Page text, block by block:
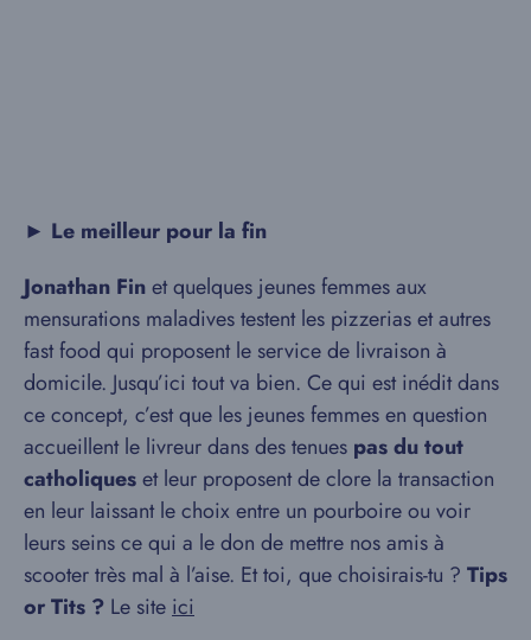
► Le meilleur pour la fin
Jonathan Finet quelques jeunes femmes aux
mensurations maladives testent les pizzerias et autres
fast food qui proposent le service de livraison à
domicile. Jusqu’ici tout va bien. Ce qui est inédit dans
ce concept, c’est que les jeunes femmes en question
accueillent le livreur dans des tenues pas du tout
catholiqueset leur proposent de clore la transaction
en leur laissant le choix entre un pourboire ou voir
leurs seins ce qui a le don de mettre nos amis à
scooter très mal à l’aise. Et toi, que choisirais-tu ? Tips
or Tits ? Le site ici